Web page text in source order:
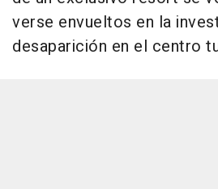
verse envueltos en la
desaparición en el centro